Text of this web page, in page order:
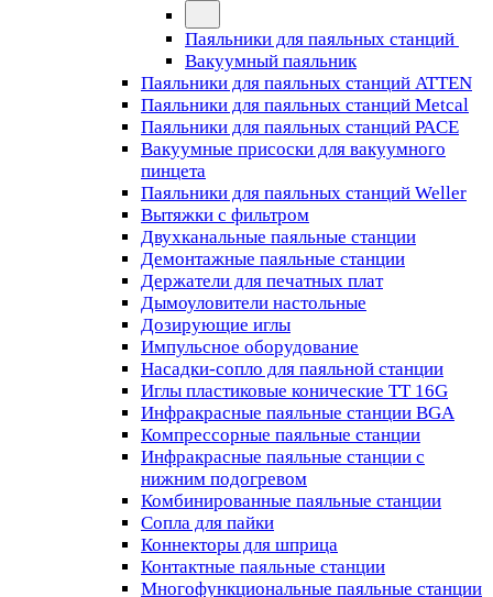
Паяльники для паяльных станций
Вакуумный паяльник
Паяльники для паяльных станций ATTEN
Паяльники для паяльных станций Metcal
Паяльники для паяльных станций PACE
Вакуумные присоски для вакуумного
пинцета
Паяльники для паяльных станций Weller
Вытяжки с фильтром
Двухканальные паяльные станции
Демонтажные паяльные станции
Держатели для печатных плат
Дымоуловители настольные
Дозирующие иглы
Импульсное оборудование
Насадки-сопло для паяльной станции
Иглы пластиковые конические TT 16G
Инфракрасные паяльные станции BGA
Компрессорные паяльные станции
Инфракрасные паяльные станции с
нижним подогревом
Комбинированные паяльные станции
Сопла для пайки
Коннекторы для шприца
Контактные паяльные станции
Многофункциональные паяльные станции